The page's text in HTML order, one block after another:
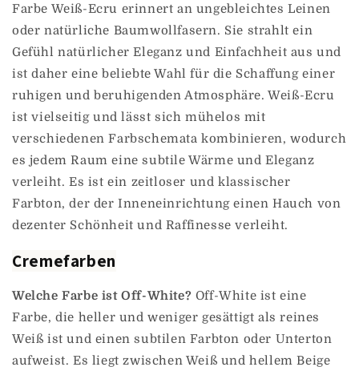
Farbe Weiß-Ecru erinnert an ungebleichtes Leinen
oder natürliche Baumwollfasern. Sie strahlt ein
Gefühl natürlicher Eleganz und Einfachheit aus und
ist daher eine beliebte Wahl für die Schaffung einer
ruhigen und beruhigenden Atmosphäre. Weiß-Ecru
ist vielseitig und lässt sich mühelos mit
verschiedenen Farbschemata kombinieren, wodurch
es jedem Raum eine subtile Wärme und Eleganz
verleiht. Es ist ein zeitloser und klassischer
Farbton, der der Inneneinrichtung einen Hauch von
dezenter Schönheit und Raffinesse verleiht.
Cremefarben
Welche Farbe ist Off-White? Off-White ist eine
Farbe, die heller und weniger gesättigt als reines
Weiß ist und einen subtilen Farbton oder Unterton
aufweist. Es liegt zwischen Weiß und hellem Beige